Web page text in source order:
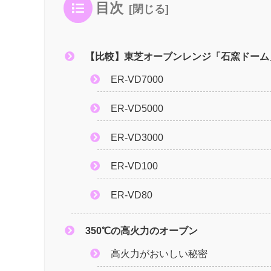
目次
【比較】東芝オーブンレンジ「石窯ドー
ER-VD7000
ER-VD5000
ER-VD3000
ER-VD100
ER-VD80
350℃の高火力のオーブン
高火力がおいしい秘密